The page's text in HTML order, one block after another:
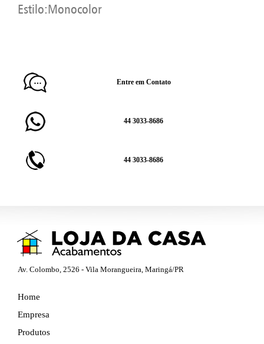
Estilo:Monocolor
Entre em Contato
44 3033-8686
44 3033-8686
Av. Colombo, 2526 - Vila Morangueira, Maringá/PR
Home
Empresa
Produtos